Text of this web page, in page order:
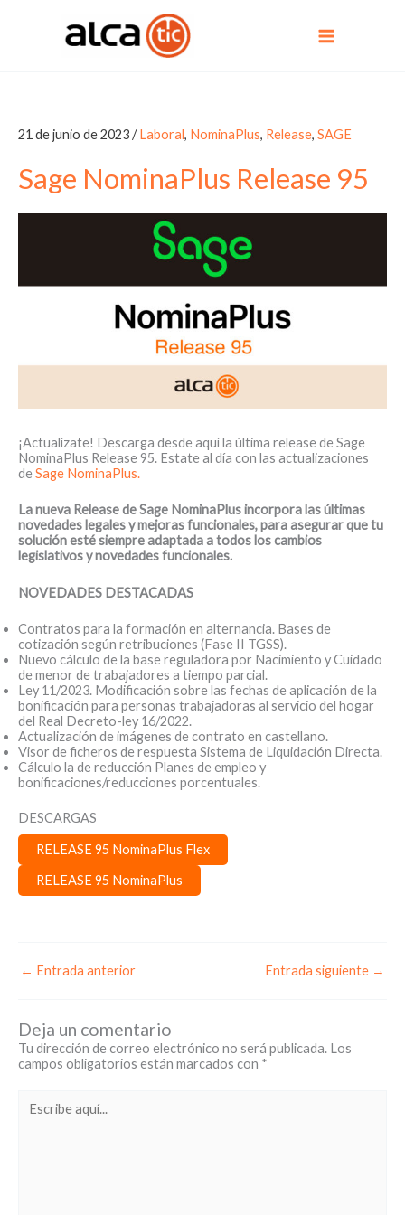
21 de junio de 2023/Laboral, NominaPlus, Release, SAGE
Sage NominaPlus Release 95
¡Actualízate! Descarga desde aquí la última release de Sage
NominaPlus Release 95. Estate al día con las actualizaciones
deSage NominaPlus.
La nueva Release de Sage NominaPlus incorpora las últimas
novedades legales y mejoras funcionales, para asegurar que tu
solución esté siempre adaptada a todos los cambios
legislativos y novedades funcionales.
NOVEDADES DESTACADAS
Contratos para la formación en alternancia. Bases de
cotización según retribuciones (Fase II TGSS).
Nuevo cálculo de la base reguladora por Nacimiento y Cuidado
de menor de trabajadores a tiempo parcial.
Ley 11/2023. Modificación sobre las fechas de aplicación de la
bonificación para personas trabajadoras al servicio del hogar
del Real Decreto-ley 16/2022.
Actualización de imágenes de contrato en castellano.
Visor de ficheros de respuesta Sistema de Liquidación Directa.
Cálculo la de reducción Planes de empleo y
bonificaciones/reducciones porcentuales.
DESCARGAS
RELEASE 95 NominaPlus Flex
RELEASE 95 NominaPlus
← Entrada anterior Entrada siguiente →
Deja un comentario
Tu dirección de correo electrónico no será publicada. Los
campos obligatorios están marcados con *
aquí...